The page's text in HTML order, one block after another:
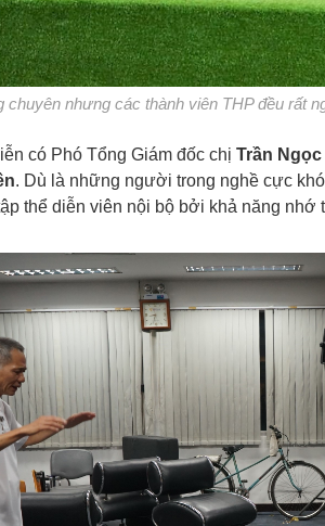
chuyên nhưng các thành viên THP đều rất
có Phó Tổng Giám đốc chị Trần
. Dù là những người trong nghề cực
thể diễn viên nội bộ bởi khả năng nhớ